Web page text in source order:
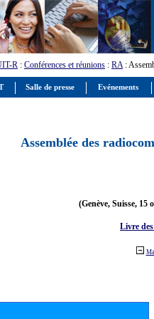
R : Conférences et réunions : RA:
Assemblée des
(Genève, Suisse, 15
Livre
Salle de presse Evénements